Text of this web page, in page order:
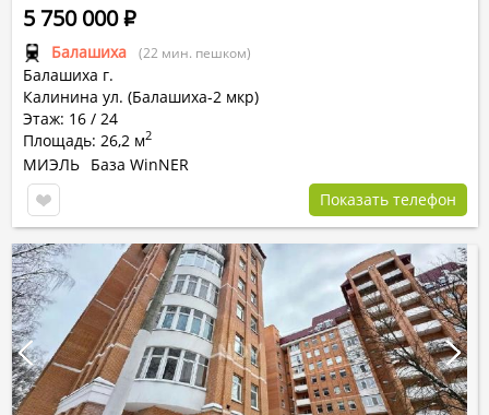
Балашиха (22 мин. пешком)
Балашиха г.
Калинина ул. (Балашиха-2 мкр)
Этаж: 16 / 24
Площадь: 26,2 м2
5 750 000Р
МИЭЛЬ База WinNER
Показать телефон